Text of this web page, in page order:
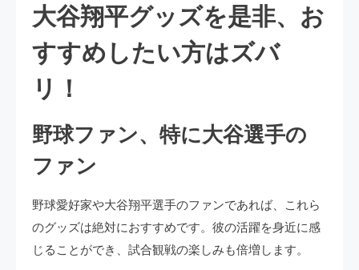
大谷翔平グッズを是非、お
すすめしたい方はズバ
リ！
野球ファン、特に大谷選手の
ファン
野球愛好家や大谷翔平選手のファンであれば、これら
のグッズは絶対におすすめです。彼の活躍を身近に感
じることができ、試合観戦の楽しみも倍増します。